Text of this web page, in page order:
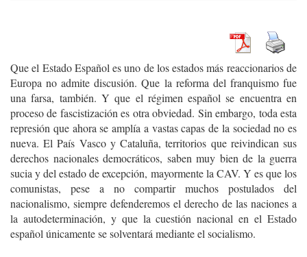
Que el Estado Español es uno de los estados más reaccionarios de
Europa no admite discusión. Que la reforma del franquismo fue
una farsa, también. Y que el régimen español se encuentra en
proceso de fascistización es otra obviedad. Sin embargo, toda esta
represión que ahora se amplía a vastas capas de la sociedad no es
nueva. El País Vasco y Cataluña, territorios que reivindican sus
derechos nacionales democráticos, saben muy bien de la guerra
sucia y del estado de excepción, mayormente la CAV. Y es que los
comunistas, pese a no compartir muchos postulados del
nacionalismo, siempre defenderemos el derecho de las naciones a
la autodeterminación, y que la cuestión nacional en el Estado
español únicamente se solventará mediante el socialismo.